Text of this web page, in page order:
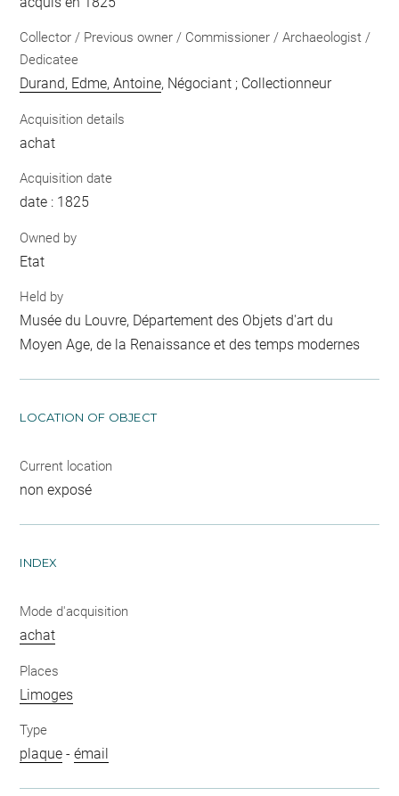
Collector / Previous owner / Commissioner / Archaeologist /
Dedicatee
Durand, Edme, Antoine, Négociant ; Collectionneur
Acquisition details
achat
Acquisition date
date : 1825
Owned by
Etat
Held by
Musée du Louvre, Département des Objets d'art du
Moyen Age, de la Renaissance et des temps modernes
LOCATION OF OBJECT
Current location
non exposé
INDEX
Mode d'acquisition
achat
Places
Limoges
Type
plaque -émail